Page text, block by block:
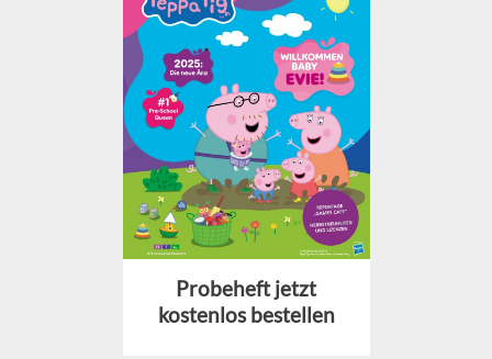
Probeheft jetzt
kostenlos bestellen